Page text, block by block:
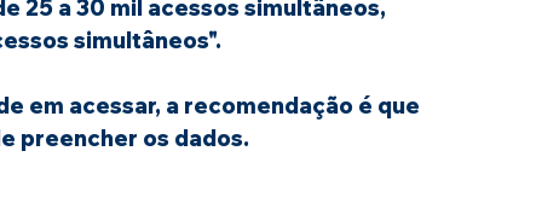
25 a 30 mil acessos simultâneos,
simultâneos".
em acessar, a recomendação é que
preencher os dados.